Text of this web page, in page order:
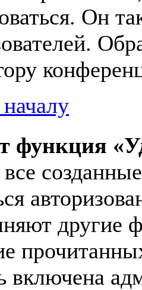
Он
функция
другие
включена